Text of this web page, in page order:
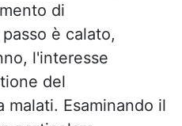
di
è calato,
l'interesse
del
malati. Esaminando il